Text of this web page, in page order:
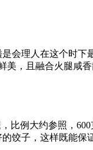
理人在这个时
，且融合火腿咸
例大约参照，
饺子，这样既能保